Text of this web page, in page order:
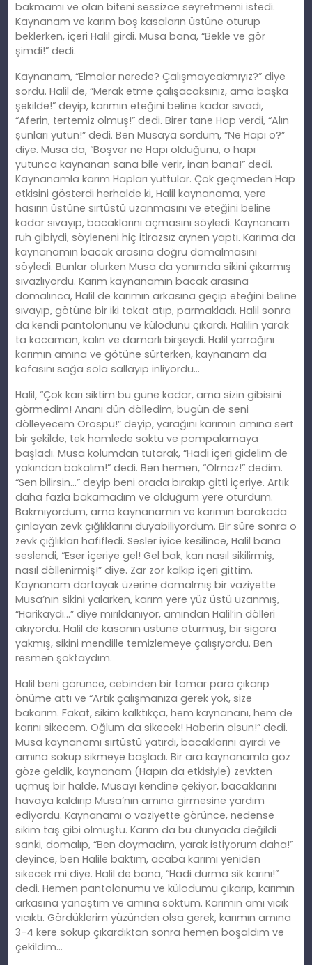
bakmamı ve olan biteni sessizce seyretmemi istedi.
Kaynanam ve karım boş kasaların üstüne oturup
beklerken, içeri Halil girdi. Musa bana, “Bekle ve gör
şimdi!” dedi.
Kaynanam, “Elmalar nerede? Çalışmaycakmıyız?” diye
sordu. Halil de, “Merak etme çalışacaksınız, ama başka
şekilde!” deyip, karımın eteğini beline kadar sıvadı,
“Aferin, tertemiz olmuş!” dedi. Birer tane Hap verdi, “Alın
şunları yutun!” dedi. Ben Musaya sordum, “Ne Hapı o?”
diye. Musa da, “Boşver ne Hapı olduğunu, o hapı
yutunca kaynanan sana bile verir, inan bana!” dedi.
Kaynanamla karım Hapları yuttular. Çok geçmeden Hap
etkisini gösterdi herhalde ki, Halil kaynanama, yere
hasırın üstüne sırtüstü uzanmasını ve eteğini beline
kadar sıvayıp, bacaklarını açmasını söyledi. Kaynanam
ruh gibiydi, söyleneni hiç itirazsız aynen yaptı. Karıma da
kaynanamın bacak arasına doğru domalmasını
söyledi. Bunlar olurken Musa da yanımda sikini çıkarmış
sıvazlıyordu. Karım kaynanamın bacak arasına
domalınca, Halil de karımın arkasına geçip eteğini beline
sıvayıp, götüne bir iki tokat atıp, parmakladı. Halil sonra
da kendi pantolonunu ve külodunu çıkardı. Halilin yarak
ta kocaman, kalın ve damarlı birşeydi. Halil yarrağını
karımın amına ve götüne sürterken, kaynanam da
kafasını sağa sola sallayıp inliyordu…
Halil, “Çok karı siktim bu güne kadar, ama sizin gibisini
görmedim! Ananı dün dölledim, bugün de seni
dölleyecem Orospu!” deyip, yarağını karımın amına sert
bir şekilde, tek hamlede soktu ve pompalamaya
başladı. Musa kolumdan tutarak, “Hadi içeri gidelim de
yakından bakalım!” dedi. Ben hemen, “Olmaz!” dedim.
“Sen bilirsin…” deyip beni orada bırakıp gitti içeriye. Artık
daha fazla bakamadım ve olduğum yere oturdum.
Bakmıyordum, ama kaynanamın ve karımın barakada
çınlayan zevk çığlıklarını duyabiliyordum. Bir süre sonra o
zevk çığlıkları hafifledi. Sesler iyice kesilince, Halil bana
seslendi, “Eser içeriye gel! Gel bak, karı nasıl sikilirmiş,
nasıl döllenirmiş!” diye. Zar zor kalkıp içeri gittim.
Kaynanam dörtayak üzerine domalmış bir vaziyette
Musa’nın sikini yalarken, karım yere yüz üstü uzanmış,
“Harikaydı…” diye mırıldanıyor, amından Halil’in dölleri
akıyordu. Halil de kasanın üstüne oturmuş, bir sigara
yakmış, sikini mendille temizlemeye çalışıyordu. Ben
resmen şoktaydım.
Halil beni görünce, cebinden bir tomar para çıkarıp
önüme attı ve “Artık çalışmanıza gerek yok, size
bakarım. Fakat, sikim kalktıkça, hem kaynananı, hem de
karını sikecem. Oğlum da sikecek! Haberin olsun!” dedi.
Musa kaynanamı sırtüstü yatırdı, bacaklarını ayırdı ve
amına sokup sikmeye başladı. Bir ara kaynanamla göz
göze geldik, kaynanam (Hapın da etkisiyle) zevkten
uçmuş bir halde, Musayı kendine çekiyor, bacaklarını
havaya kaldırıp Musa’nın amına girmesine yardım
ediyordu. Kaynanamı o vaziyette görünce, nedense
sikim taş gibi olmuştu. Karım da bu dünyada değildi
sanki, domalıp, “Ben doymadım, yarak istiyorum daha!”
deyince, ben Halile baktım, acaba karımı yeniden
sikecek mi diye. Halil de bana, “Hadi durma sik karını!”
dedi. Hemen pantolonumu ve külodumu çıkarıp, karımın
arkasına yanaştım ve amına soktum. Karımın amı vıcık
vıcıktı. Gördüklerim yüzünden olsa gerek, karımın amına
3-4 kere sokup çıkardıktan sonra hemen boşaldım ve
çekildim…